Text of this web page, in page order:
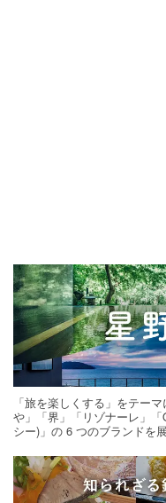
「旅を楽しくする」をテー
や」「界」「リゾナーレ」
シー)」の 6 つのブランドを